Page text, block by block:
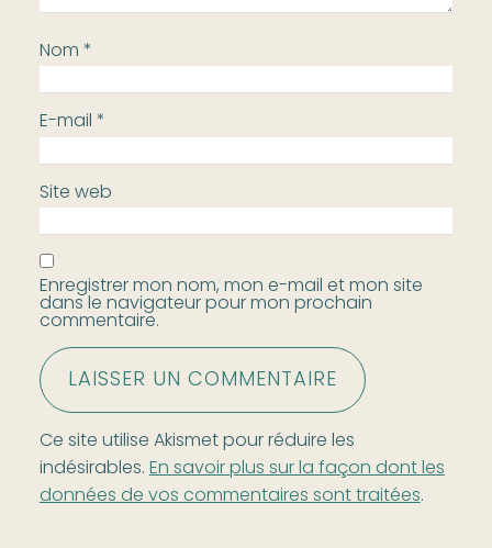
Nom*
E-mail*
Site web
Enregistrer mon nom, mon e-mail et mon site
dans le navigateur pour mon prochain
commentaire.
Ce site utilise Akismet pour réduire les
indésirables.En savoir plus sur la façon dont les
données de vos commentaires sont traitées.